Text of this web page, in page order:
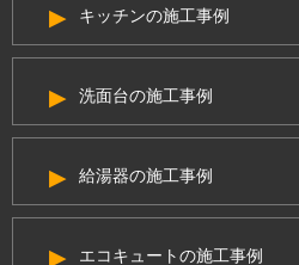
キッチンの施工事例
洗面台の施工事例
給湯器の施工事例
エコキュートの施工事例